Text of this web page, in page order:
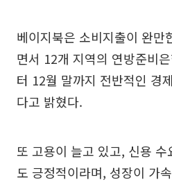
베이지북은 소비지출이 완만
면서 12개 지역의 연방준비
터 12월 말까지 전반적인 경
다고 밝혔다.
또 고용이 늘고 있고, 신용
도 긍정적이라며, 성장이 가